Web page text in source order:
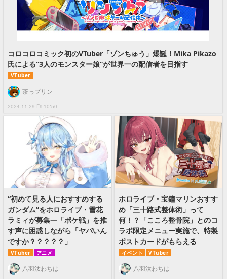
コロコロコミック初のVTuber「ゾンちゅう」爆誕！Mika Pikazo
氏による“3人のモンスター娘”が世界一の配信者を目指す
VTuber
2024.11.29 Fri 10:50
茶っプリン
“初めて見る人におすすめする
ガンダム”をホロライブ・雪花
ラミィが募集―「ポケ戦」を推
す声に困惑しながら「ヤバいん
ですか？？？？？」
VTuber アニメ
八羽汰わちは
ホロライブ・宝鐘マリンおすす
め「三十路式整体術」って
何！？「こころ整骨院」とのコ
ラボ限定メニュー実施で、特製
ポストカードがもらえる
イベント VTuber
八羽汰わちは